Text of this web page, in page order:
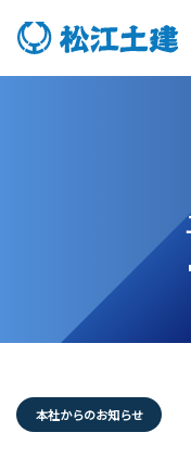
本社からのお知らせ